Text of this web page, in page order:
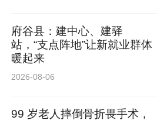
府谷县：建中心、建驿
站，“支点阵地”让新就业群体
暖起来
2026-08-06
99 岁老人摔倒骨折畏手术，